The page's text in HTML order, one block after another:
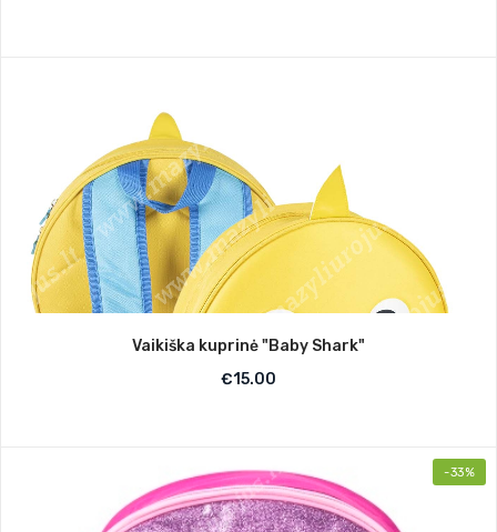
Vaikiška kuprinė "Baby Shark"
€15.00
-33%